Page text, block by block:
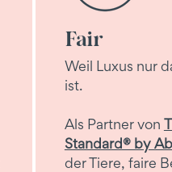
Fair
Weil Luxus nur
ist.
Als Partner von
Standard® by
der Tiere, faire